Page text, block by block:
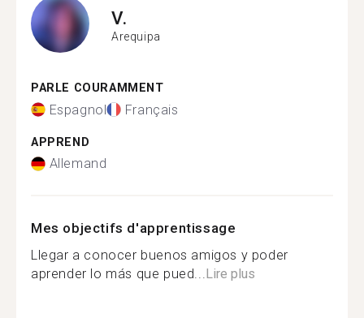
V.
Arequipa
PARLE COURAMMENT
Espagnol Français
APPREND
Allemand
Mes objectifs d'apprentissage
Llegar a conocer buenos amigos y poder
aprender lo más que pued...Lire plus